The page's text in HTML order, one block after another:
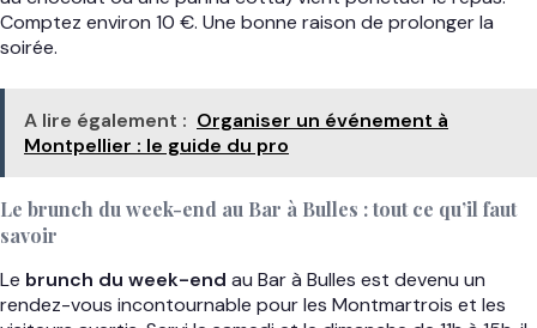
Comptez environ 10 €. Une bonne raison de prolonger la
soirée.
A lire également : Organiser un événement à
Montpellier : le guide du pro
Le brunch du week-end au Bar à Bulles : tout ce qu’il faut
savoir
Le brunch du week-end au Bar à Bulles est devenu un
rendez-vous incontournable pour les Montmartrois et les